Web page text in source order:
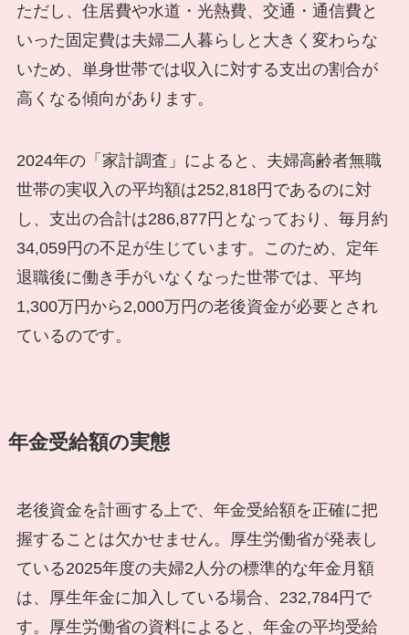
ただし、住居費や水道・光熱費、交通・通信費と
いった固定費は夫婦二人暮らしと大きく変わらな
いため、単身世帯では収入に対する支出の割合が
高くなる傾向があります。
2024年の「家計調査」によると、夫婦高齢者無職
世帯の実収入の平均額は252,818円であるのに対
し、支出の合計は286,877円となっており、毎月約
34,059円の不足が生じています。このため、定年
退職後に働き手がいなくなった世帯では、平均
1,300万円から2,000万円の老後資金が必要とされ
ているのです。
年金受給額の実態
老後資金を計画する上で、年金受給額を正確に把
握することは欠かせません。厚生労働省が発表し
ている2025年度の夫婦2人分の標準的な年金月額
は、厚生年金に加入している場合、232,784円で
す。厚生労働省の資料によると、年金の平均受給